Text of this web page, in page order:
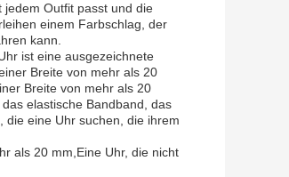
jedem Outfit passt und die
einem Farbschlag, der
kann.
ist eine ausgezeichnete
Breite von mehr als 20
Breite von mehr als 20
elastische Bandband, das
die eine Uhr suchen, die ihrem
als 20 mm,Eine Uhr, die nicht